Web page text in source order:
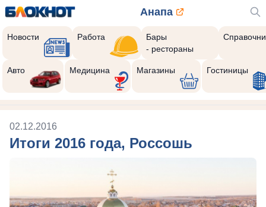
Анапа
Новости Работа
Бары
- рестораны
Авто Медицина Магазины Гостиницы
02.12.2016
Итоги 2016 года, Россошь